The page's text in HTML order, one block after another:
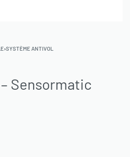
›SYSTÈME ANTIVOL
Sensormatic